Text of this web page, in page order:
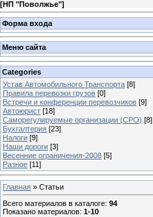
[НП "Поволжье"]
Форма входа
Меню сайта
Categories
Устав Автомобильного Транспорта [8]
Правила перевозки грузов [0]
Встречи и конференции перевозчиков [9]
Автоюрист [18]
Саморегулируемые организации (СРО) [8]
Бухгалтерия [23]
Налоги [9]
Наши дороги [3]
Весенние ограничения-2008 [5]
Разное [11]
Главная » Статьи
Всего материалов в каталоге: 94
Показано материалов: 1-10